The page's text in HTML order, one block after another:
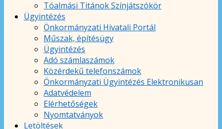
Tóalmási Titánok Színjátszókör
Ügyintézés
Önkormányzati Hivatali Portál
Műszak, építésügy
Ügyintézés
Adó számlaszámok
Közérdekű telefonszámok
Önkormányzati Ügyintézés Elektronikusan
Adatvédelem
Elérhetőségek
Nyomtatványok
Letöltések